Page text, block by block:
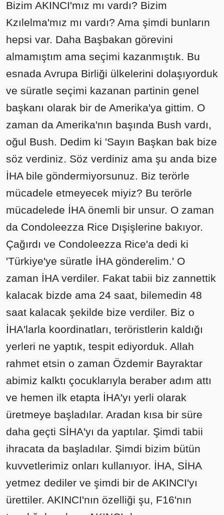
Bizim AKINCI'mız mı vardı? Bizim
Kzılelma'mız mı vardı? Ama şimdi bunların
hepsi var. Daha Başbakan görevini
almamıştım ama seçimi kazanmıştık. Bu
esnada Avrupa Birliği ülkelerini dolaşıyorduk
ve süratle seçimi kazanan partinin genel
başkanı olarak bir de Amerika'ya gittim. O
zaman da Amerika'nın başında Bush vardı,
oğul Bush. Dedim ki 'Sayın Başkan bak bize
söz verdiniz. Söz verdiniz ama şu anda bize
İHA bile göndermiyorsunuz. Biz terörle
mücadele etmeyecek miyiz? Bu terörle
mücadelede İHA önemli bir unsur. O zaman
da Condoleezza Rice Dışişlerine bakıyor.
Çağırdı ve Condoleezza Rice'a dedi ki
'Türkiye'ye süratle İHA gönderelim.' O
zaman İHA verdiler. Fakat tabii biz zannettik
kalacak bizde ama 24 saat, bilemedin 48
saat kalacak şekilde bize verdiler. Biz o
İHA'larla koordinatları, teröristlerin kaldığı
yerleri ne yaptık, tespit ediyorduk. Allah
rahmet etsin o zaman Özdemir Bayraktar
abimiz kalktı çocuklarıyla beraber adım attı
ve hemen ilk etapta İHA'yı yerli olarak
üretmeye başladılar. Aradan kısa bir süre
daha geçti SİHA'yı da yaptılar. Şimdi tabii
ihracata da başladılar. Şimdi bizim bütün
kuvvetlerimiz onları kullanıyor. İHA, SİHA
yetmez dediler ve şimdi bir de AKINCI'yı
ürettiler. AKINCI'nın özelliği şu, F16'nın